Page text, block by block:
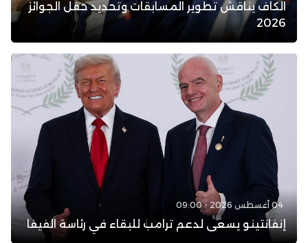
الكاف يناقش تطوير المسابقات وتحديد حفل الجوائز
2026
04 أغسطس 2026 - 09:00
إنفانتينو يسعى لدعم ترامب للبقاء في رئاسة الفيفا